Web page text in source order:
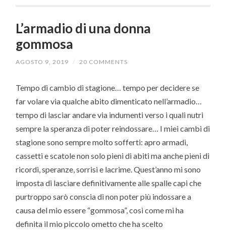
L’armadio di una donna
gommosa
AGOSTO 9, 2019 / 20 COMMENTS
Tempo di cambio di stagione… tempo per decidere se
far volare via qualche abito dimenticato nell’armadio…
tempo di lasciar andare via indumenti verso i quali nutri
sempre la speranza di poter reindossare… I miei cambi di
stagione sono sempre molto sofferti: apro armadi,
cassetti e scatole non solo pieni di abiti ma anche pieni di
ricordi, speranze, sorrisi e lacrime. Quest’anno mi sono
imposta di lasciare definitivamente alle spalle capi che
purtroppo sarò conscia di non poter più indossare a
causa del mio essere “gommosa”, così come mi ha
definita il mio piccolo ometto che ha scelto